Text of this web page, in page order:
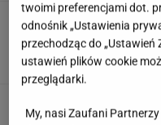
20 lat
zrobić
MARTA
Autorzy:
KORYCKA
twoimi preferencjami dot.
odnośnik „Ustawienia
przechodząc do „Ustawień
ustawień plików cookie
przeglądarki.
My, nasi Zaufani